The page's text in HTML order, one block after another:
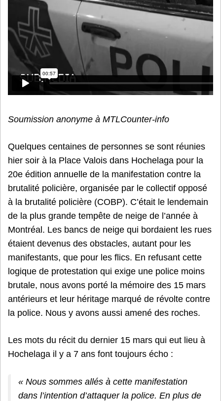
Soumission anonyme à MTLCounter-info
Quelques centaines de personnes se sont réunies
hier soir à la Place Valois dans Hochelaga pour la
20e édition annuelle de la manifestation contre la
brutalité policière, organisée par le collectif opposé
à la brutalité policière (COBP). C’était le lendemain
de la plus grande tempête de neige de l’année à
Montréal. Les bancs de neige qui bordaient les rues
étaient devenus des obstacles, autant pour les
manifestants, que pour les flics. En refusant cette
logique de protestation qui exige une police moins
brutale, nous avons porté la mémoire des 15 mars
antérieurs et leur héritage marqué de révolte contre
la police. Nous y avons aussi amené des roches.
Les mots du récit du dernier 15 mars qui eut lieu à
Hochelaga il y a 7 ans font toujours écho :
« Nous sommes allés à cette manifestation
dans l’intention d’attaquer la police. En plus de